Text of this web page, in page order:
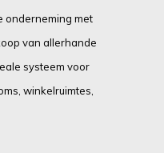
onderneming met
van allerhande
systeem voor
winkelruimtes,